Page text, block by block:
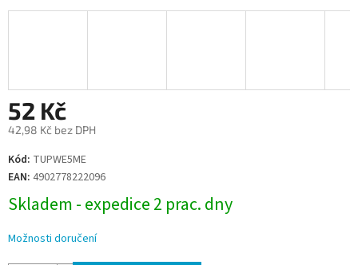
52 Kč
42,98 Kč bez DPH
Měrná
cena:
Kód: TUPWE5ME
EAN: 4902778222096
Skladem - expedice 2 prac. dny
Možnosti doručení